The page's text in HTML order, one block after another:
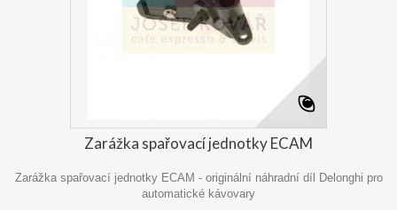
Zarážka spařovací jednotky ECAM
Zarážka spařovací jednotky ECAM - originální náhradní díl Delonghi pro
automatické kávovary